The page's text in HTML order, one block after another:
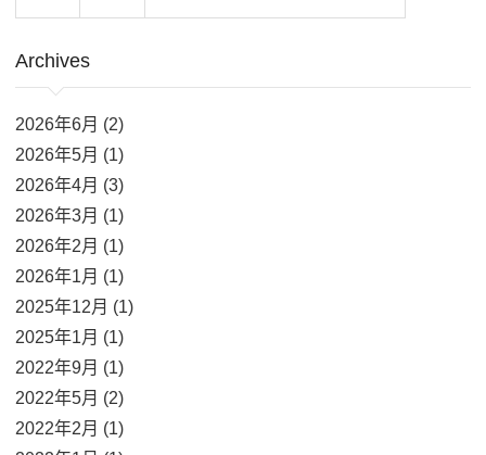
Archives
2026年6月 (2)
2026年5月 (1)
2026年4月 (3)
2026年3月 (1)
2026年2月 (1)
2026年1月 (1)
2025年12月 (1)
2025年1月 (1)
2022年9月 (1)
2022年5月 (2)
2022年2月 (1)